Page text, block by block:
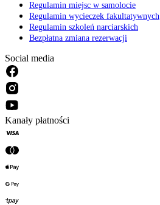
Regulamin miejsc w samolocie
Regulamin wycieczek fakultatywnych
Regulamin szkoleń narciarskich
Bezpłatna zmiana rezerwacji
Social media
Kanały płatności